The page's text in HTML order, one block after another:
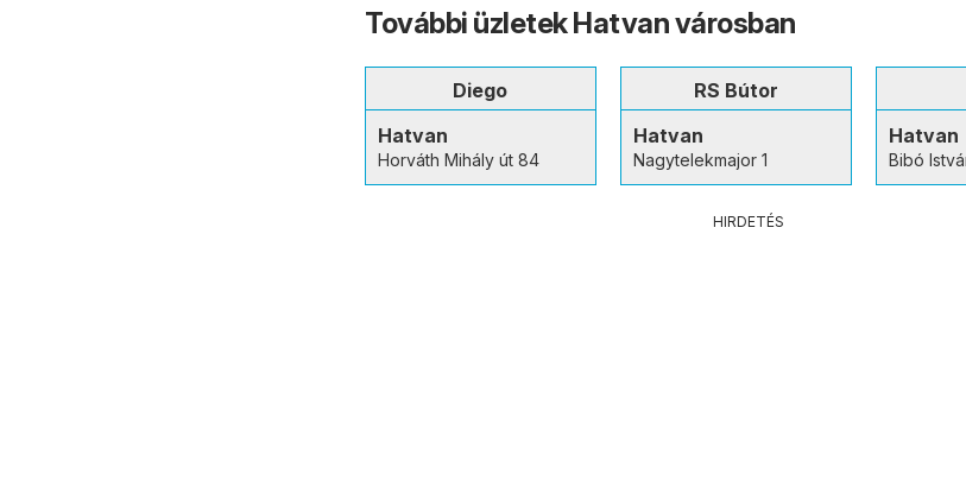
További üzletek Hatvan városban
Diego
Hatvan
Horváth Mihály út 84
RS Bútor
Hatvan
Nagytelekmajor 1
Hatvan
Bibó
HIRDETÉS